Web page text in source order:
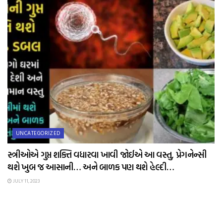
UNCATEGORIZED
સ્ત્રીઓએ ગુપ્ત શક્તિ વધારવા ખાવી જોઈએ આ વસ્તુ, પ્રેગનેન્સી
થશે ખુબ જ આસાની… અને બાળક પણ થશે હેલ્દી…
JULY 11, 2023